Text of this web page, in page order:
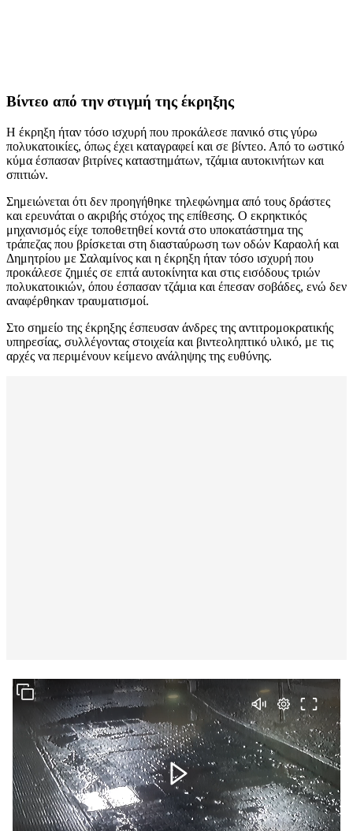
Βίντεο από την στιγμή της έκρηξης
Η έκρηξη ήταν τόσο ισχυρή που προκάλεσε πανικό στις γύρω
πολυκατοικίες, όπως έχει καταγραφεί και σε βίντεο. Από το ωστικό
κύμα έσπασαν βιτρίνες καταστημάτων, τζάμια αυτοκινήτων και
σπιτιών.
Σημειώνεται ότι δεν προηγήθηκε τηλεφώνημα από τους δράστες
και ερευνάται ο ακριβής στόχος της επίθεσης. Ο εκρηκτικός
μηχανισμός είχε τοποθετηθεί κοντά στο υποκατάστημα της
τράπεζας που βρίσκεται στη διασταύρωση των οδών Καραολή και
Δημητρίου με Σαλαμίνος και η έκρηξη ήταν τόσο ισχυρή που
προκάλεσε ζημιές σε επτά αυτοκίνητα και στις εισόδους τριών
πολυκατοικιών, όπου έσπασαν τζάμια και έπεσαν σοβάδες, ενώ δεν
αναφέρθηκαν τραυματισμοί.
Στο σημείο της έκρηξης έσπευσαν άνδρες της αντιτρομοκρατικής
υπηρεσίας, συλλέγοντας στοιχεία και βιντεοληπτικό υλικό, με τις
αρχές να περιμένουν κείμενο ανάληψης της ευθύνης.